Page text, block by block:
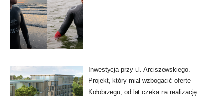
Inwestycja przy ul. Arciszewskiego.
Projekt, który miał wzbogacić ofertę
Kołobrzegu, od lat czeka na realizację